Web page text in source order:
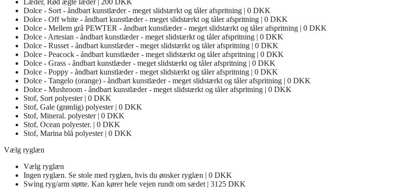
Dolce - Sort - åndbart kunstlæder - meget slidstærkt og tåler afspritning | 0 DKK
Dolce - Off white - åndbart kunstlæder - meget slidstærkt og tåler afspritning | 0 DKK
Dolce - Mellem grå PEWTER - åndbart kunstlæder - meget slidstærkt og tåler afspritning | 0 DKK
Dolce - Artesian - åndbart kunstlæder - meget slidstærkt og tåler afspritning | 0 DKK
Dolce - Russet - åndbart kunstlæder - meget slidstærkt og tåler afspritning | 0 DKK
Dolce - Peacock - åndbart kunstlæder - meget slidstærkt og tåler afspritning | 0 DKK
Dolce - Grass - åndbart kunstlæder - meget slidstærkt og tåler afspritning | 0 DKK
Dolce - Poppy - åndbart kunstlæder - meget slidstærkt og tåler afspritning | 0 DKK
Dolce - Tangelo (orange) - åndbart kunstlæder - meget slidstærkt og tåler afspritning | 0 DKK
Dolce - Mushroom - åndbart kunstlæder - meget slidstærkt og tåler afspritning | 0 DKK
Stof, Sort polyester | 0 DKK
Stof, Gale (grønlig) polyester | 0 DKK
Stof, Mineral. polyester | 0 DKK
Stof, Ocean polyester. | 0 DKK
Stof, Marina blå polyester | 0 DKK
Vælg ryglæn
Vælg ryglæn
Ingen ryglæn. Se stole med ryglæn, hvis du ønsker ryglæn | 0 DKK
Swing ryg/arm støtte. Kan kører hele vejen rundt om sædet | 3125 DKK